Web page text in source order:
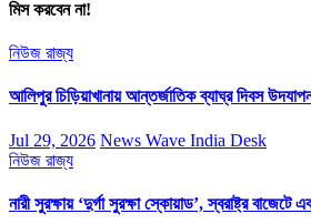
মিস করবেন না!
নিউজ রাজ্য
আলিপুর চিড়িয়াখানায় আন্তর্জাতিক ব্যাঘ্র দিবস
Jul 29, 2026 News Wave India Desk
নিউজ রাজ্য
নারী সুরক্ষায় ‘দুর্গা সুরক্ষা স্কোয়াড’, স্বরাষ্ট্র